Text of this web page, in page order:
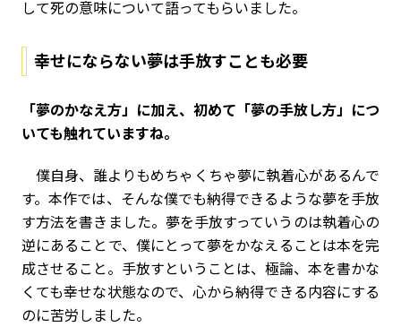
して死の意味について語ってもらいました。
幸せにならない夢は手放すことも必要
――「夢のかなえ方」に加え、初めて「夢の手放し方」につ
いても触れていますね。
僕自身、誰よりもめちゃくちゃ夢に執着心があるんで
す。本作では、そんな僕でも納得できるような夢を手放
す方法を書きました。夢を手放すっていうのは執着心の
逆にあることで、僕にとって夢をかなえることは本を完
成させること。手放すということは、極論、本を書かな
くても幸せな状態なので、心から納得できる内容にする
のに苦労しました。